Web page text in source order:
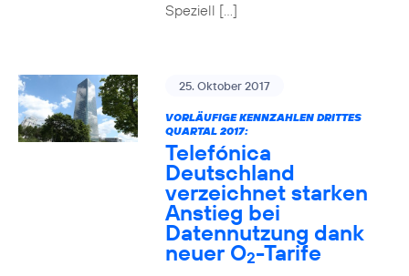
Speziell […]
25. Oktober 2017
VORLÄUFIGE KENNZAHLEN DRITTES
QUARTAL 2017:
Telefónica
Deutschland
verzeichnet starken
Anstieg bei
Datennutzung dank
neuer O2-Tarife